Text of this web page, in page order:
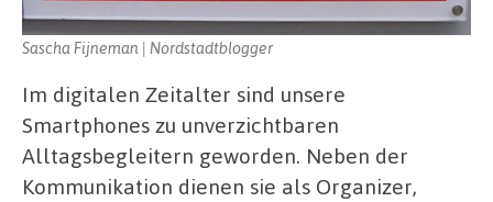
Sascha Fijneman | Nordstadtblogger
Im digitalen Zeitalter sind unsere
Smartphones zu unverzichtbaren
Alltagsbegleitern geworden. Neben der
Kommunikation dienen sie als Organizer,